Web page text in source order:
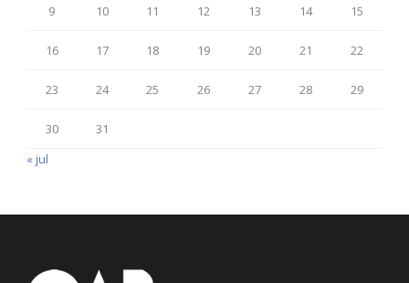
9 10 11 12 13 14 15
16 17 18 19 20 21 22
23 24 25 26 27 28 29
30
31
« jul